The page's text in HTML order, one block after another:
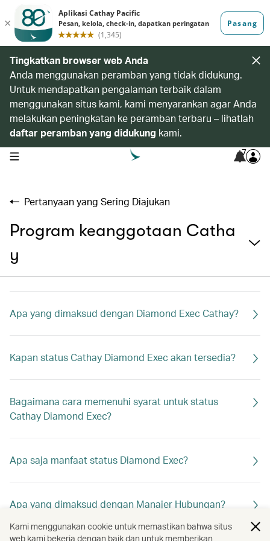
Tingkatkan browser web Anda
Anda menggunakan peramban yang tidak didukung.
Untuk mendapatkan pengalaman terbaik dalam
menggunakan situs kami, kami menyarankan agar Anda
melakukan peningkatan ke peramban terbaru – lihatlah
daftar peramban yang didukung kami.
open navigation menu 7
Pertanyaan yang Sering Diajukan
Program keanggotaan Catha
y
Apa yang dimaksud dengan Diamond Exec Cathay?
Kapan status Cathay Diamond Exec akan tersedia?
Bagaimana cara memenuhi syarat untuk status
Cathay Diamond Exec?
Apa saja manfaat status Diamond Exec?
Apa yang dimaksud dengan Manajer Hubungan?
Kami menggunakan cookie untuk memastikan bahwa situs
web kami bekerja dengan baik dan untuk memberikan